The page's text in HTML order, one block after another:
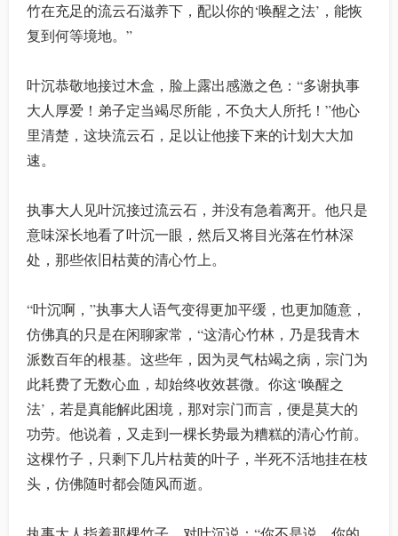
竹在充足的流云石滋养下，配以你的‘唤醒之法’，能恢
复到何等境地。”
叶沉恭敬地接过木盒，脸上露出感激之色：“多谢执事
大人厚爱！弟子定当竭尽所能，不负大人所托！”他心
里清楚，这块流云石，足以让他接下来的计划大大加
速。
执事大人见叶沉接过流云石，并没有急着离开。他只是
意味深长地看了叶沉一眼，然后又将目光落在竹林深
处，那些依旧枯黄的清心竹上。
“叶沉啊，”执事大人语气变得更加平缓，也更加随意，
仿佛真的只是在闲聊家常，“这清心竹林，乃是我青木
派数百年的根基。这些年，因为灵气枯竭之病，宗门为
此耗费了无数心血，却始终收效甚微。你这‘唤醒之
法’，若是真能解此困境，那对宗门而言，便是莫大的
功劳。他说着，又走到一棵长势最为糟糕的清心竹前。
这棵竹子，只剩下几片枯黄的叶子，半死不活地挂在枝
头，仿佛随时都会随风而逝。